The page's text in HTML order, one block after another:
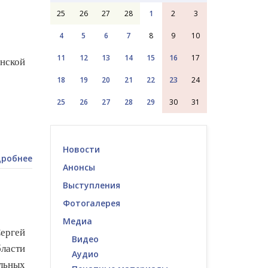
25 26 27 28 1 2 3
4 5 6 7 8 9 10
11 12 13 14 15 16 17
18 19 20 21 22 23 24
25 26 27 28 29 30 31
Новости
Анонсы
Выступления
Фотогалерея
Медиа
Видео
Аудио